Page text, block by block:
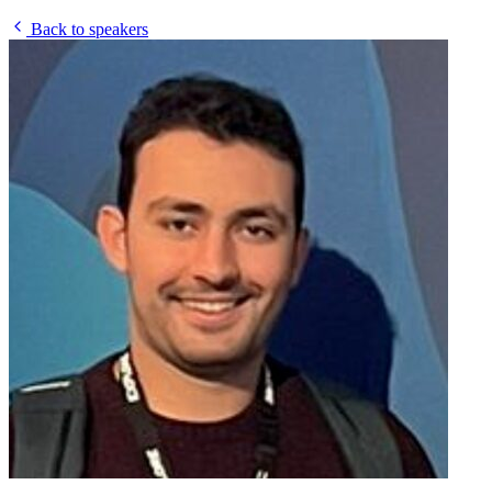
Back to speakers